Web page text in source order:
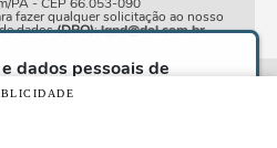
e dados pessoais de
Termos de Uso e Política
continuar navegando neste
PA - CEP 66.053-090
fazer qualquer solicitação ao nosso
dados(DPO):lgpd@dol.com.br.
Copyright 2010-2026 DOL - Diário